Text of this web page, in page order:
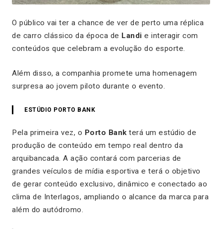
O público vai ter a chance de ver de perto uma réplica
de carro clássico da época de Landi e interagir com
conteúdos que celebram a evolução do esporte.
Além disso, a companhia promete uma homenagem
surpresa ao jovem piloto durante o evento.
ESTÚDIO PORTO BANK
Pela primeira vez, o Porto Bankterá um estúdio de
produção de conteúdo em tempo real dentro da
arquibancada. A ação contará com parcerias de
grandes veículos de mídia esportiva e terá o objetivo
de gerar conteúdo exclusivo, dinâmico e conectado ao
clima de Interlagos, ampliando o alcance da marca para
além do autódromo.